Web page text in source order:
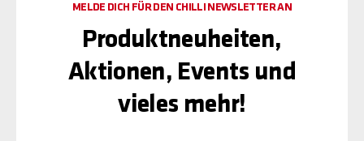
MELDE DICH FÜR DEN CHILLI NEWSLETTER AN
Produktneuheiten,
Aktionen, Events und
vieles mehr!